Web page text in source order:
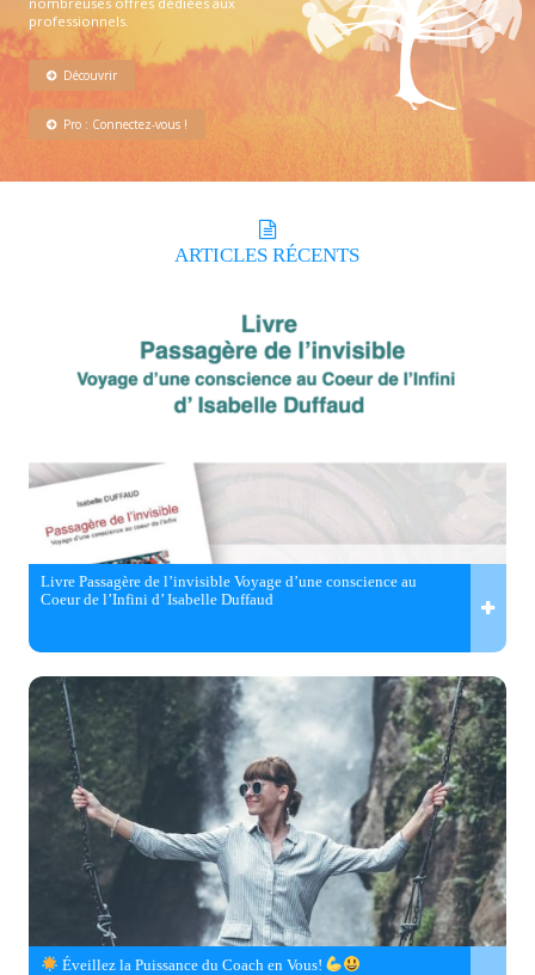
professionnels.
Découvrir
Pro : Connectez-vous !
ARTICLES RÉCENTS
Livre Passagère de l’invisible Voyage d’une conscience au
Coeur de l’Infini d’ Isabelle Duffaud
Éveillez la Puissance du Coach en Vous!